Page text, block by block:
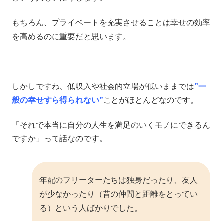
もちろん、プライベートを充実させることは幸せの効率
を高めるのに重要だと思います。
しかしですね、低収入や社会的立場が低いままでは”一
般の幸せすら得られない”ことがほとんどなのです。
「それで本当に自分の人生を満足のいくモノにできるん
ですか」って話なのです。
年配のフリーターたちは独身だったり、友人
が少なかったり（昔の仲間と距離をとってい
る）という人ばかりでした。